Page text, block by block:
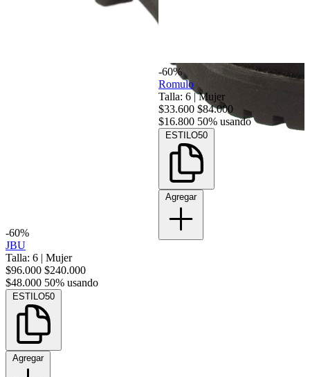
-60%
JBU
Talla: 6 | Mujer
$96.000 $240.000
$48.000 50% usando
ESTILO50
Agregar
-60%
Romulo
Talla: 6 |Mujer
$33.600 $84.000
$16.800 50% usando
ESTILO50
Agregar